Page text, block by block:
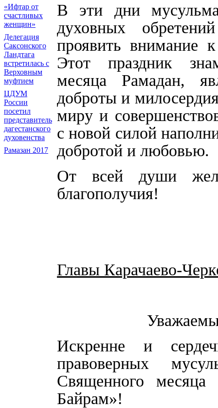
«Ифтар от
счастливых
женщин»
Делегация
Саксонского
Ландтага
встретилась с
Верховным
муфтием
ЦДУМ
России
посетил
представитель
дагестанского
духовенства
Рамазан 2017
В эти дни
духовных
проявить внимание
Этот праздник
месяца Рамадан,
доброты и
миру и
с новой силой
добротой и любовью.
От всей души
благополучия!
Главы Карачаево-
Искренне и
правоверных
Священного месяца
Байрам»!